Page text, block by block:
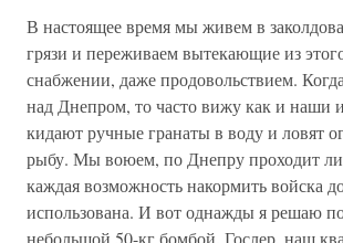
В настоящее время мы живем в
грязи и переживаем вытекающие из
снабжении, даже продовольствием.
над Днепром, то часто вижу как и наши
кидают ручные гранаты в воду и ловят
рыбу. Мы воюем, по Днепру проходит
каждая возможность накормить войска
использована. И вот однажды я решаю
небольшой 50-кг бомбой. Гослер, наш